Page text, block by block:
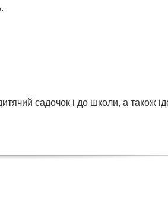
садочок і до школи, а також